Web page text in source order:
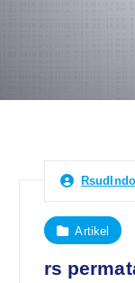
Artikel
rs